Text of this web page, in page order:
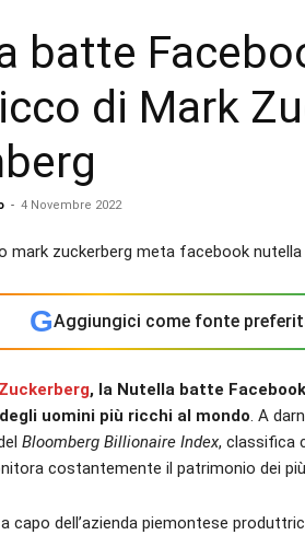
batte
di Mark
- 4 Novembre 2022
GAggiungici come fonte
Zuckerberg, la Nutella batte Facebook
uomini più ricchi al mondo. A
Bloomberg Billionaire Index, classifica
costantemente il patrimonio dei
capo dell’azienda piemontese